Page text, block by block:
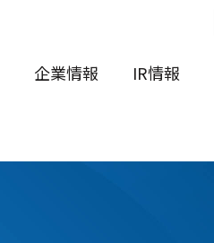
企業情報 IR情報